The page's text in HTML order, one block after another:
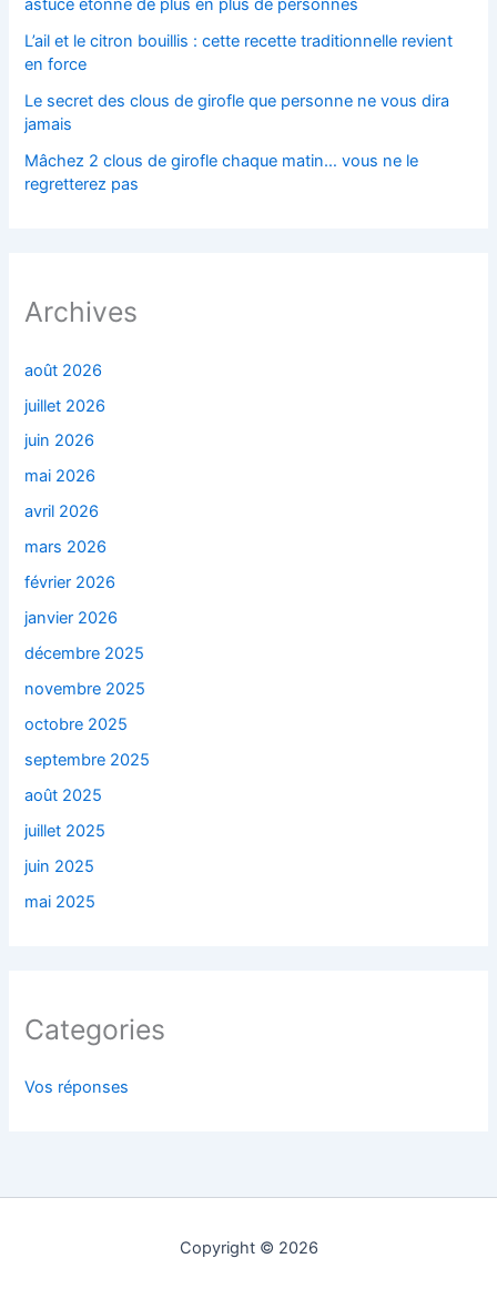
astuce étonne de plus en plus de personnes
L’ail et le citron bouillis : cette recette traditionnelle revient
en force
Le secret des clous de girofle que personne ne vous dira
jamais
Mâchez 2 clous de girofle chaque matin… vous ne le
regretterez pas
Archives
août 2026
juillet 2026
juin 2026
mai 2026
avril 2026
mars 2026
février 2026
janvier 2026
décembre 2025
novembre 2025
octobre 2025
septembre 2025
août 2025
juillet 2025
juin 2025
mai 2025
Categories
Vos réponses
Copyright © 2026